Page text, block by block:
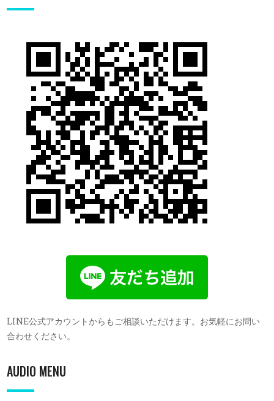
LINE公式アカウントからもご相談いただけます。お気軽にお問い
合わせください。
AUDIO MENU